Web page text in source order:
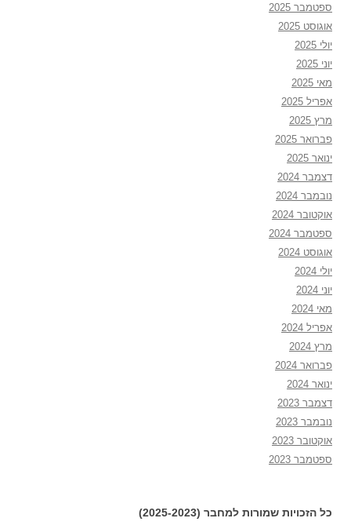
ספטמבר 2025
אוגוסט 2025
יולי 2025
יוני 2025
מאי 2025
אפריל 2025
מרץ 2025
פברואר 2025
ינואר 2025
דצמבר 2024
נובמבר 2024
אוקטובר 2024
ספטמבר 2024
אוגוסט 2024
יולי 2024
יוני 2024
מאי 2024
אפריל 2024
מרץ 2024
פברואר 2024
ינואר 2024
דצמבר 2023
נובמבר 2023
אוקטובר 2023
ספטמבר 2023
כל הזכויות שמורות למחבר (2025-2023)